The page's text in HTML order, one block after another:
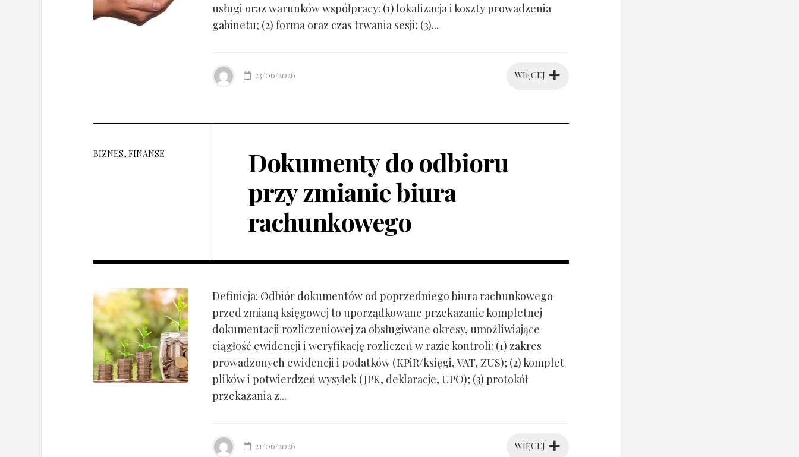
usługi oraz warunków współpracy: (1) lokalizacja i koszty prowadzenia
gabinetu; (2) forma oraz czas trwania sesji; (3)...
WIĘCEJ
23/06/2026
BIZNES, FINANSE
Dokumenty do odbioru
przy zmianie biura
rachunkowego
Definicja: Odbiór dokumentów od poprzedniego biura rachunkowego
przed zmianą księgowej to uporządkowane przekazanie kompletnej
dokumentacji rozliczeniowej za obsługiwane okresy, umożliwiające
ciągłość ewidencji i weryfikację rozliczeń w razie kontroli: (1) zakres
prowadzonych ewidencji i podatków (KPiR/księgi, VAT, ZUS); (2) komplet
plików i potwierdzeń wysyłek (JPK, deklaracje, UPO); (3) protokół
przekazania z...
WIĘCEJ
21/06/2026